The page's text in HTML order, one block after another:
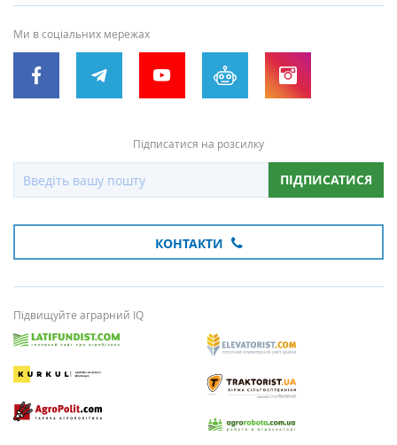
Ми в соціальних мережах
Підписатися на розсилку
ПІДПИСАТИСЯ
КОНТАКТИ
Підвищуйте аграрний IQ